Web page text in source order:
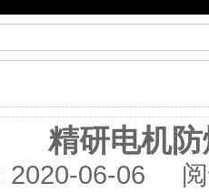
精研电机
2020-06-06 阅